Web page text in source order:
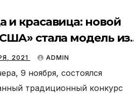
и красавица: новой
стала модель из
2021 ADMIN
9 ноября, состоялся
традиционный конкурс